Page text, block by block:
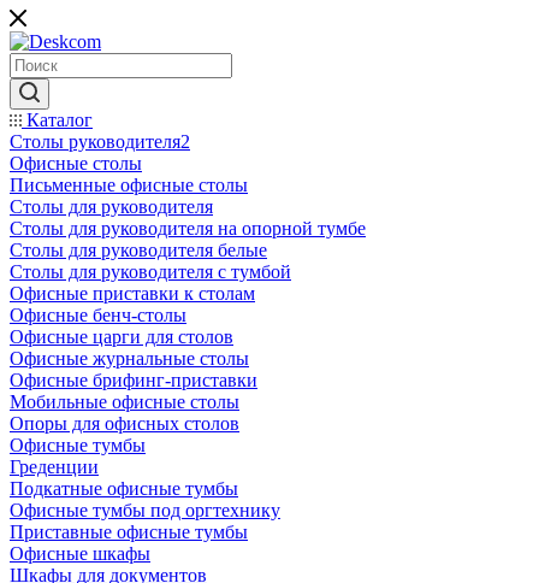
Каталог
Столы руководителя2
Офисные столы
Письменные офисные столы
Столы для руководителя
Столы для руководителя на опорной тумбе
Столы для руководителя белые
Столы для руководителя с тумбой
Офисные приставки к столам
Офисные бенч-столы
Офисные царги для столов
Офисные журнальные столы
Офисные брифинг-приставки
Мобильные офисные столы
Опоры для офисных столов
Офисные тумбы
Греденции
Подкатные офисные тумбы
Офисные тумбы под оргтехнику
Приставные офисные тумбы
Офисные шкафы
Шкафы для документов